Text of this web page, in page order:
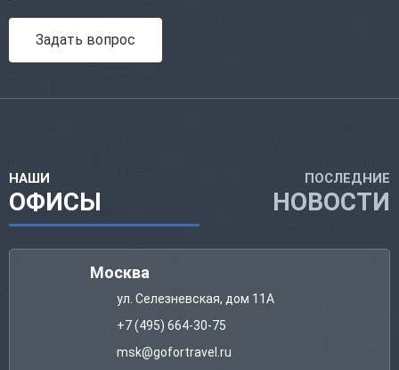
Задать вопрос
НАШИ
ОФИСЫ
ПОСЛЕДНИЕ
НОВОСТИ
Москва
ул. Селезневская, дом 11А
+7 (495) 664-30-75
msk@gofortravel.ru